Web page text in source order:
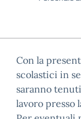
Con la
scolastici in
saranno
lavoro presso